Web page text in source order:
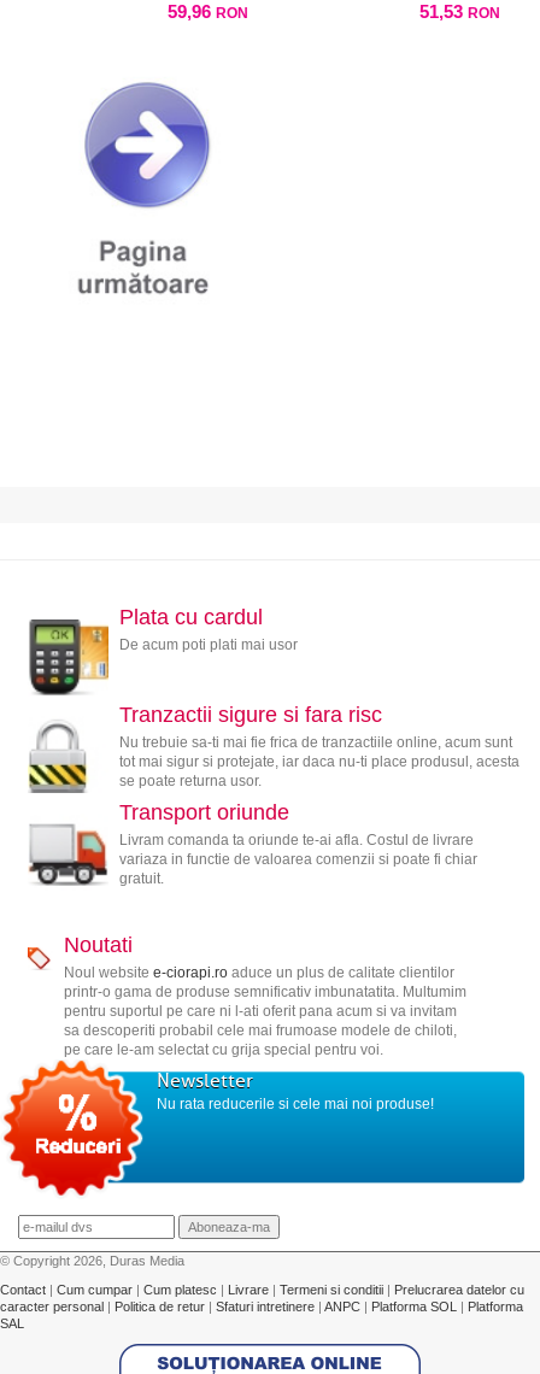
59,96 RON 51,53 RON
Plata cu cardul
De acum poti plati mai usor
Tranzactii sigure si fara risc
Nu trebuie sa-ti mai fie frica de tranzactiile online, acum sunt
tot mai sigur si protejate, iar daca nu-ti place produsul, acesta
se poate returna usor.
Transport oriunde
Livram comanda ta oriunde te-ai afla. Costul de livrare
variaza in functie de valoarea comenzii si poate fi chiar
gratuit.
Noutati
Noul website e-ciorapi.roaduce un plus de calitate clientilor
printr-o gama de produse semnificativ imbunatatita. Multumim
pentru suportul pe care ni l-ati oferit pana acum si va invitam
sa descoperiti probabil cele mai frumoase modele de chiloti,
pe care le-am selectat cu grija special pentru voi.
Newsletter
Nu rata reducerile si cele mai noi produse!
© Copyright 2026, Duras Media
Contact | Cum cumpar | Cum platesc | Livrare | Termeni si conditii | Prelucrarea datelor cu
caracter personal | Politica de retur | Sfaturi intretinere | ANPC | Platforma SOL | Platforma
SAL